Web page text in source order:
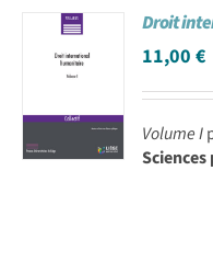
Achat en ligne
Panier WooCommerce
Droit
11,00€
Volume I